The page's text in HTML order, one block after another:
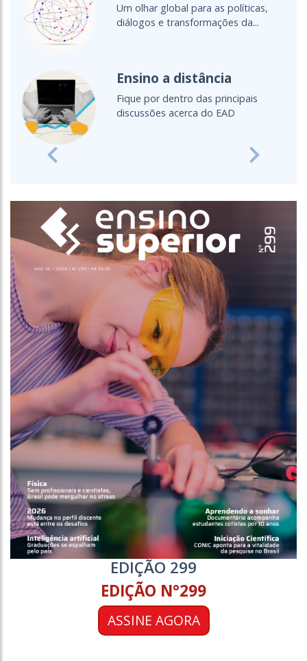
Um olhar global para as políticas,
diálogos e transformações da...
Ensino a distância
Fique por dentro das principais
discussões acerca do EAD
Previous Next
EDIÇÃO 299
EDIÇÃO N°299
ASSINE AGORA